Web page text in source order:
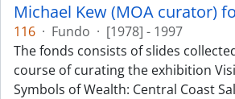
Michael Kew (MOA curator)
116 · Fundo · [1978] - 1997
The fonds consists of slides
course of curating the exhibition
Symbols of Wealth: Central Coast